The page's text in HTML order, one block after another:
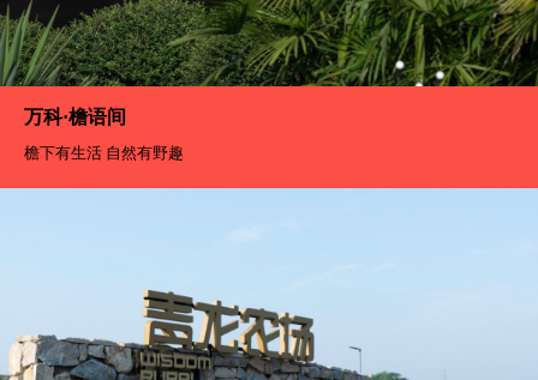
万科·檐语间
檐下有生活 自然有野趣